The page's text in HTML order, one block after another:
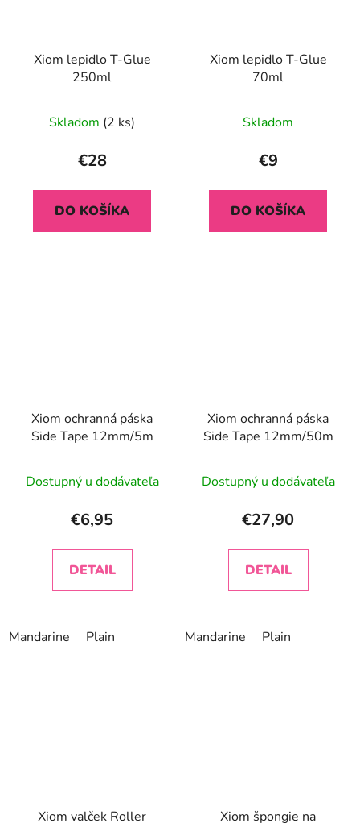
Xiom lepidlo T-Glue
250ml
Skladom (2 ks)
€28
DO KOŠÍKA
Xiom lepidlo T-Glue
70ml
Skladom
€9
DO KOŠÍKA
Xiom ochranná páska
Side Tape 12mm/5m
Dostupný u dodávateľa
€6,95
DETAIL
Mandarine Plain
Xiom ochranná páska
Side Tape 12mm/50m
Dostupný u dodávateľa
€27,90
DETAIL
Mandarine Plain
Xiom valček Roller
Xiom špongie na